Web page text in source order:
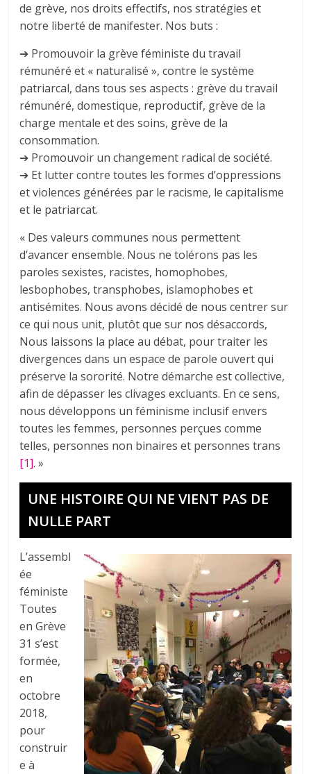
de grève, nos droits effectifs, nos stratégies et
notre liberté de manifester. Nos buts :
➔ Promouvoir la grève féministe du travail
rémunéré et « naturalisé », contre le système
patriarcal, dans tous ses aspects : grève du travail
rémunéré, domestique, reproductif, grève de la
charge mentale et des soins, grève de la
consommation.
➔ Promouvoir un changement radical de société.
➔ Et lutter contre toutes les formes d’oppressions
et violences générées par le racisme, le capitalisme
et le patriarcat.
« Des valeurs communes nous permettent
d’avancer ensemble. Nous ne tolérons pas les
paroles sexistes, racistes, homophobes,
lesbophobes, transphobes, islamophobes et
antisémites. Nous avons décidé de nous centrer sur
ce qui nous unit, plutôt que sur nos désaccords,
Nous laissons la place au débat, pour traiter les
divergences dans un espace de parole ouvert qui
préserve la sororité. Notre démarche est collective,
afin de dépasser les clivages excluants. En ce sens,
nous développons un féminisme inclusif envers
toutes les femmes, personnes perçues comme
telles, personnes non binaires et personnes trans
[1]. »
UNE HISTOIRE QUI NE VIENT PAS DE
NULLE PART
L’assembl
ée
féministe
Toutes
en Grève
31 s’est
formée,
en
octobre
2018,
pour
construir
e à